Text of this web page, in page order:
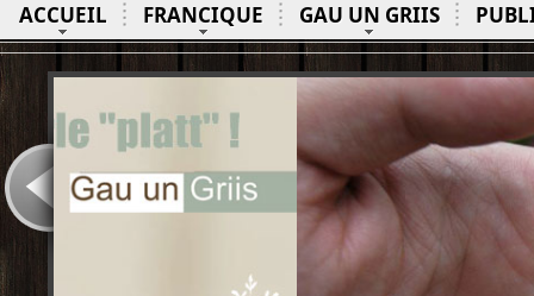
ACCUEIL FRANCIQUE GAU UN GRIIS